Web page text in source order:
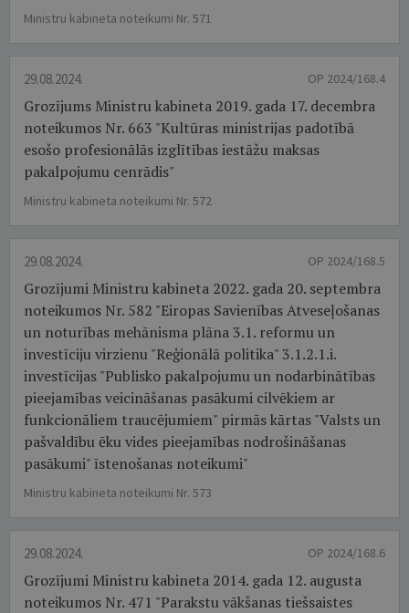
Ministru kabineta noteikumi Nr. 571
29.08.2024. OP 2024/168.4
Grozījums Ministru kabineta 2019. gada 17. decembra
noteikumos Nr. 663 "Kultūras ministrijas padotībā
esošo profesionālās izglītības iestāžu maksas
pakalpojumu cenrādis"
Ministru kabineta noteikumi Nr. 572
29.08.2024. OP 2024/168.5
Grozījumi Ministru kabineta 2022. gada 20. septembra
noteikumos Nr. 582 "Eiropas Savienības Atveseļošanas
un noturības mehānisma plāna 3.1. reformu un
investīciju virzienu "Reģionālā politika" 3.1.2.1.i.
investīcijas "Publisko pakalpojumu un nodarbinātības
pieejamības veicināšanas pasākumi cilvēkiem ar
funkcionāliem traucējumiem" pirmās kārtas "Valsts un
pašvaldību ēku vides pieejamības nodrošināšanas
pasākumi" īstenošanas noteikumi"
Ministru kabineta noteikumi Nr. 573
29.08.2024. OP 2024/168.6
Grozījumi Ministru kabineta 2014. gada 12. augusta
noteikumos Nr. 471 "Parakstu vākšanas tiešsaistes